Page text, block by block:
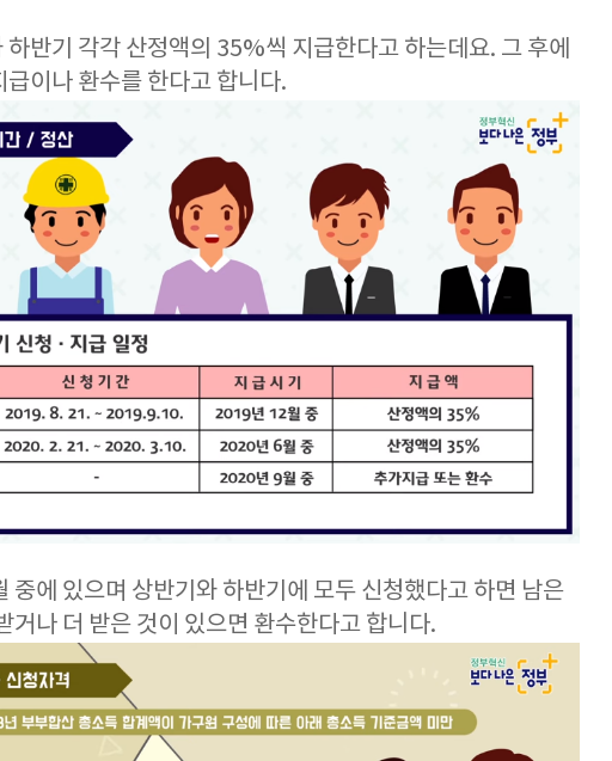
반기 각각 산정액의 35%씩 지급한다고 하는데요. 그 후에
이나 환수를 한다고 합니다.
중에 있으며 상반기와 하반기에 모두 신청했다고 하면 남은
거나 더 받은 것이 있으면 환수한다고 합니다.